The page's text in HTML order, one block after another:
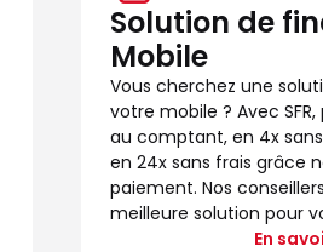
Solution de
Mobile
Vous cherchez une
votre mobile ? Avec
au comptant, en 4x
en 24x sans frais grâce
paiement. Nos
meilleure solution pour
En